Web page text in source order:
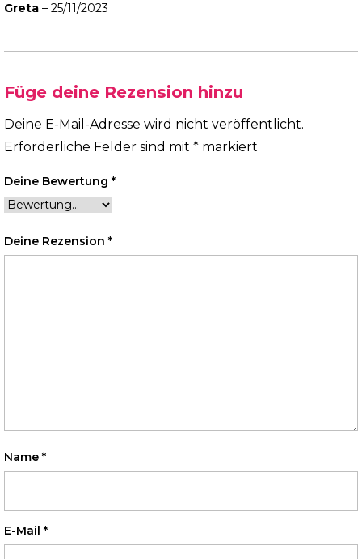
Greta – 25/11/2023
Füge deine Rezension hinzu
Deine E-Mail-Adresse wird nicht veröffentlicht.
Erforderliche Felder sind mit * markiert
Deine Bewertung *
Deine Rezension *
Name *
E-Mail *